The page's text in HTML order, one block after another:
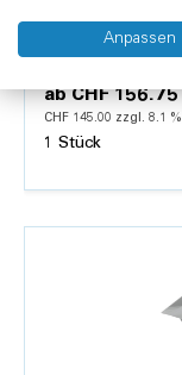
Spitex-
abCHF 156.75
CHF 145.00 zzgl. 8.1
1 Stück
Anpassen